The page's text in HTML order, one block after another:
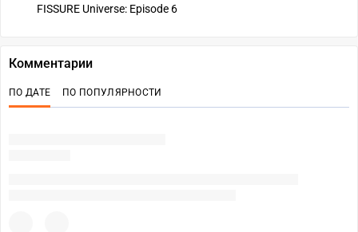
FISSURE Universe: Episode 6
Комментарии
ПО ДАТЕ ПО ПОПУЛЯРНОСТИ